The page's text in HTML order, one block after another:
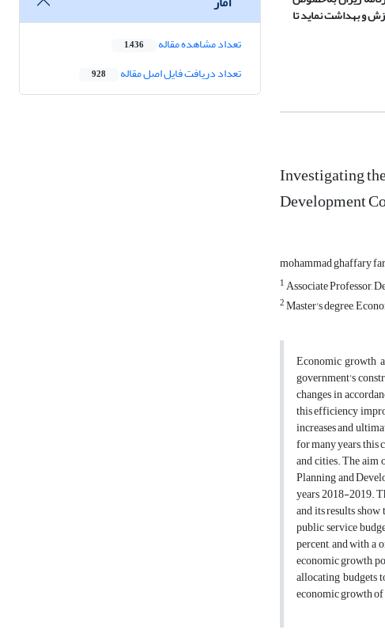
و بهداشت نماید تا
Investigating
Development
mohammad ghaffary
1Associate Professor,
2Master's degree,
Economic growth
government's
changes in
this efficiency
increases and
for many years,
and cities. The aim
Planning and
years 2018-2019.
and its results
public service
percent, and with a
economic growth,
allocating budgets
economic growth
تعداد مشاهده مقاله 1,436
تعداد دریافت فایل اصل مقاله 928